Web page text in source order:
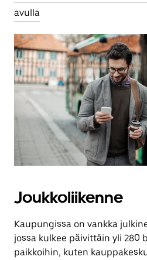
avulla
Joukkoliikenne
Kaupungissa on vankka
jossa kulkee päivittäin yli 280
paikkoihin, kuten